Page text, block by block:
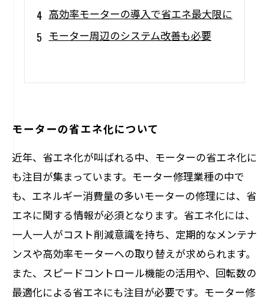
高効率モーターの導入で省エネ最大限に
モーター周辺のシステム改善も必要
モーターの省エネ化について
近年、省エネ化が叫ばれる中、モーターの省エネ化に
も注目が集まっています。モーター修理業種の中で
も、エネルギー消費量の多いモーターの修理には、省
エネに関する情報が必須となります。省エネ化には、
一人一人がコスト削減意識を持ち、定期的なメンテナ
ンスや高効率モーターへの取り替えが求められます。
また、スピードコントロール機能の活用や、回転数の
最適化による省エネにも注目が必要です。モーター修